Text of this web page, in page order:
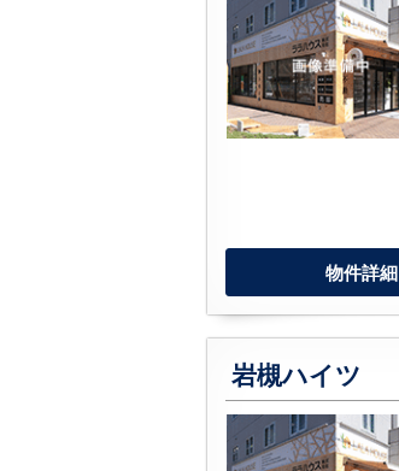
物件詳細
岩槻ハイツ